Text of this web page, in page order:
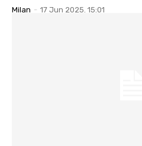
Milan - 17 Jun 2025. 15:01